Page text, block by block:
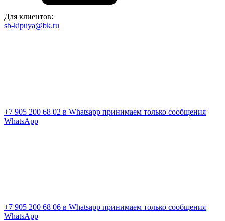
Для клиентов:
sb-kipuya@bk.ru
+7 905 200 68 02 в Whatsapp принимаем только сообщения
WhatsApp
+7 905 200 68 06 в Whatsapp принимаем только сообщения
WhatsApp